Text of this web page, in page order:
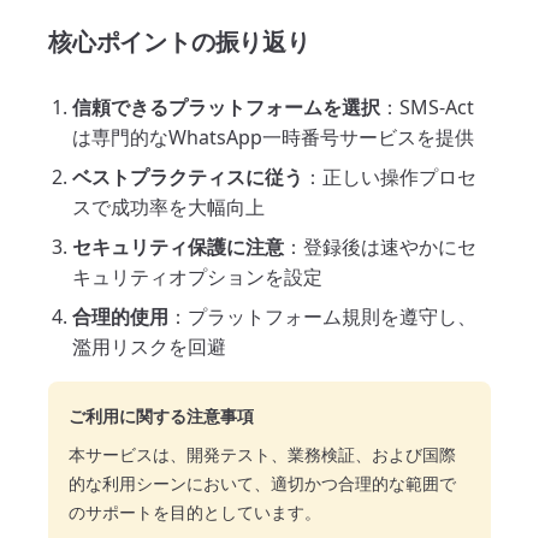
核心ポイントの振り返り
信頼できるプラットフォームを選択 ：SMS-Act
は専門的なWhatsApp一時番号サービスを提供
ベストプラクティスに従う ：正しい操作プロセ
スで成功率を大幅向上
セキュリティ保護に注意 ：登録後は速やかにセ
キュリティオプションを設定
合理的使用 ：プラットフォーム規則を遵守し、
濫用リスクを回避
ご利用に関する注意事項
本サービスは、開発テスト、業務検証、および国際
的な利用シーンにおいて、適切かつ合理的な範囲で
のサポートを目的としています。